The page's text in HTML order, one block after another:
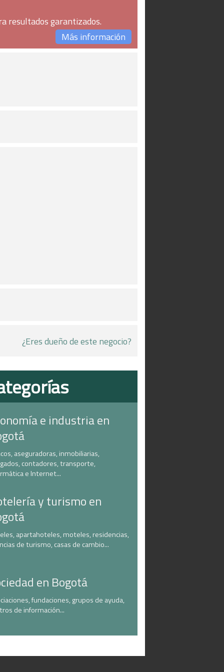
resultados garantizados.
Más información
¿Eres dueño de este negocio?
e industria en
aseguradoras, inmobiliarias,
contadores, transporte,
e Internet...
y turismo en
apartahoteles, moteles, residencias,
de turismo, casas de cambio...
en Bogotá
fundaciones, grupos de ayuda,
de información...